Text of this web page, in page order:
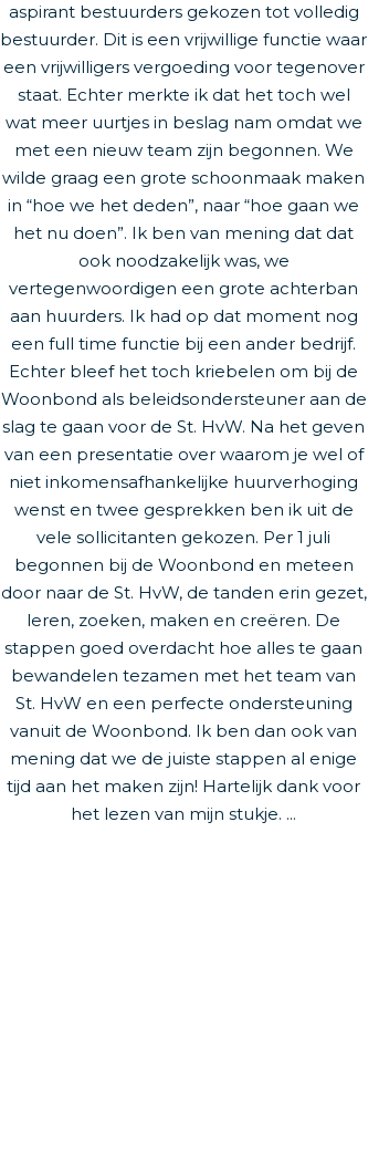
aspirant bestuurders gekozen tot volledig
bestuurder. Dit is een vrijwillige functie waar
een vrijwilligers vergoeding voor tegenover
staat. Echter merkte ik dat het toch wel
wat meer uurtjes in beslag nam omdat we
met een nieuw team zijn begonnen. We
wilde graag een grote schoonmaak maken
in “hoe we het deden”, naar “hoe gaan we
het nu doen”. Ik ben van mening dat dat
ook noodzakelijk was, we
vertegenwoordigen een grote achterban
aan huurders. Ik had op dat moment nog
een full time functie bij een ander bedrijf.
Echter bleef het toch kriebelen om bij de
Woonbond als beleidsondersteuner aan de
slag te gaan voor de St. HvW. Na het geven
van een presentatie over waarom je wel of
niet inkomensafhankelijke huurverhoging
wenst en twee gesprekken ben ik uit de
vele sollicitanten gekozen. Per 1 juli
begonnen bij de Woonbond en meteen
door naar de St. HvW, de tanden erin gezet,
leren, zoeken, maken en creëren. De
stappen goed overdacht hoe alles te gaan
bewandelen tezamen met het team van
St. HvW en een perfecte ondersteuning
vanuit de Woonbond. Ik ben dan ook van
mening dat we de juiste stappen al enige
tijd aan het maken zijn! Hartelijk dank voor
het lezen van mijn stukje. ...